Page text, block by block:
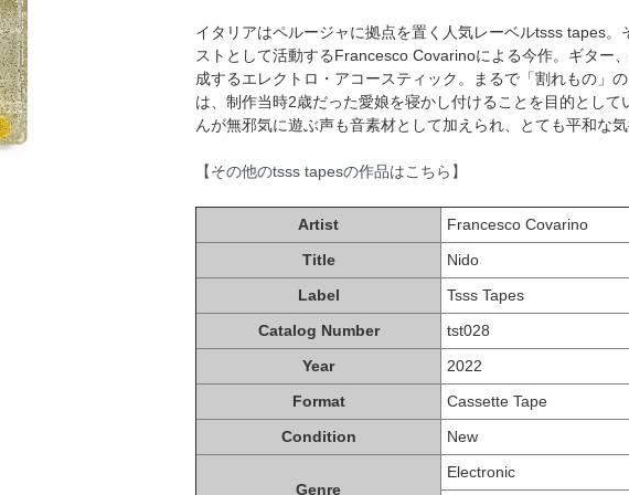
イタリアはペルージャに拠点を置く人気レーベルtsss tapes。
ストとして活動するFrancesco Covarinoによる今作。ギター
成するエレクトロ・アコースティック。まるで「割れもの」
は、制作当時2歳だった愛娘を寝かし付けることを目的として
んが無邪気に遊ぶ声も音素材として加えられ、とても平和な気
【その他のtsss tapesの作品はこちら】
Artist
Francesco Covarino
Title
Nido
Label
Tsss Tapes
Catalog Number
tst028
Year
2022
Format
Cassette Tape
Condition
New
Genre
Electronic